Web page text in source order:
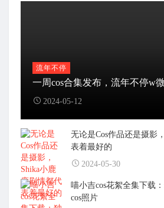
流年不停
一周cos合集发布，流年不停w
2024-05-12
无论是Cos作品还是摄影
表着最好的
2024-05-30
喵小吉cos花絮全集下载
cos照片